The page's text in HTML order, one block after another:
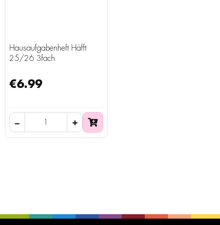
Hausaufgabenheft Häfft
25/26 3fach
€6.99